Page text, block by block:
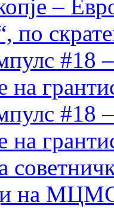
–
по
#18
на
#18
на
на МЦМС